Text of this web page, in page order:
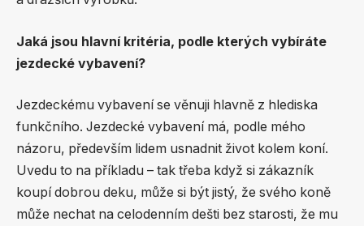
Jaká jsou hlavní kritéria, podle kterých vybíráte
jezdecké vybavení?
Jezdeckému vybavení se věnuji hlavně z hlediska
funkčního. Jezdecké vybavení má, podle mého
názoru, především lidem usnadnit život kolem koní.
Uvedu to na příkladu – tak třeba když si zákazník
koupí dobrou deku, může si být jistý, že svého koně
může nechat na celodenním dešti bez starosti, že mu